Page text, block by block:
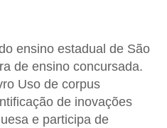
ensino estadual de São
de ensino concursada.
Uso de corpus
de inovações
e participa de